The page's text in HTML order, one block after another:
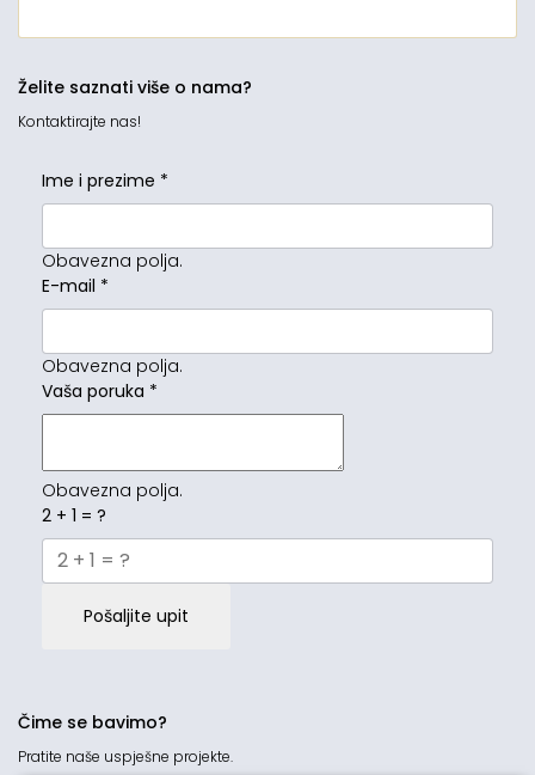
Želite saznati više o nama?
Kontaktirajte nas!
Ime i prezime *
Obavezna polja.
E-mail *
Obavezna polja.
Vaša poruka *
Obavezna polja.
2 + 1 = ?
Pošaljite upit
Čime se bavimo?
Pratite naše uspješne projekte.